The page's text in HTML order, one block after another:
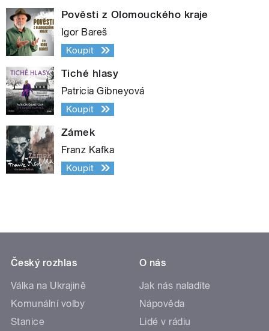
Pověsti z Olomouckého kraje
Igor Bareš
Koupit
Tiché hlasy
Patricia Gibneyová
Koupit
Zámek
Franz Kafka
Koupit
Český rozhlas
Válka na Ukrajině
Komunální volby
Stanice
O nás
Jak nás naladíte
Nápověda
Lidé v rádiu